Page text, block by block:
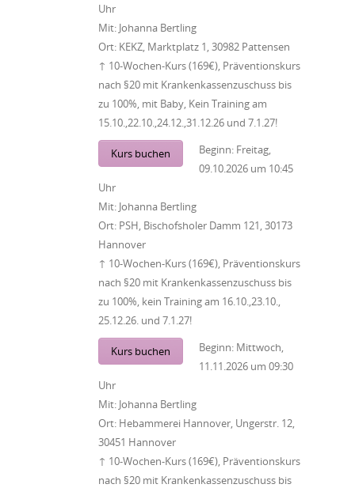
Uhr
Mit: Johanna Bertling
Ort: KEKZ, Marktplatz 1, 30982 Pattensen
↑ 10-Wochen-Kurs (169€), Präventionskurs
nach §20 mit Krankenkassenzuschuss bis
zu 100%, mit Baby, Kein Training am
15.10.,22.10.,24.12.,31.12.26 und 7.1.27!
Kurs buchen Beginn: Freitag,
09.10.2026 um 10:45
Uhr
Mit: Johanna Bertling
Ort: PSH, Bischofsholer Damm 121, 30173
Hannover
↑ 10-Wochen-Kurs (169€), Präventionskurs
nach §20 mit Krankenkassenzuschuss bis
zu 100%, kein Training am 16.10.,23.10.,
25.12.26. und 7.1.27!
Kurs buchen Beginn: Mittwoch,
11.11.2026 um 09:30
Uhr
Mit: Johanna Bertling
Ort: Hebammerei Hannover, Ungerstr. 12,
30451 Hannover
↑ 10-Wochen-Kurs (169€), Präventionskurs
nach §20 mit Krankenkassenzuschuss bis